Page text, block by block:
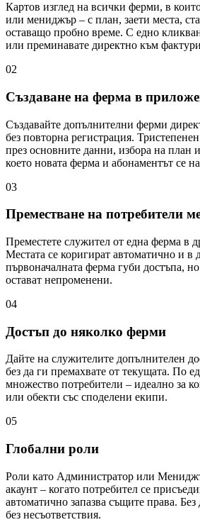
Картов изглед на всички ферми, в
или мениджър – с план, заети места,
оставащо пробно време. С едно
или преминавате директно към
02
Създаване на ферма в
Създавайте допълнителни ферми
без повторна регистрация.
през основните данни, избора на план
което новата ферма и абонаментът се
03
Преместване на потребители
Преместете служител от една ферма в
Местата се коригират автоматично и в
първоначалната ферма губи достъпа,
остават непроменени.
04
Достъп до няколко ферми
Дайте на служителите допълнителен
без да ги премахвате от текущата. По
множество потребители – идеално за
или обекти със споделени екипи.
05
Глобални роли
Роли като Администратор или
акаунт – когато потребител се
автоматично запазва същите права.
без несъответствия.